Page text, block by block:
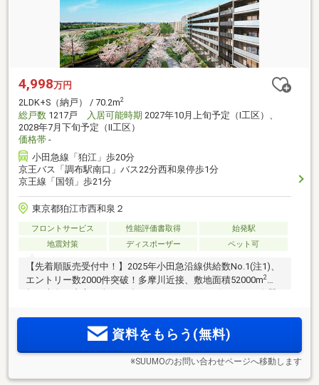
4,998万円
2LDK+S（納戸） / 70.2m2
総戸数 1217戸 入居可能時期 2027年10月上旬予定（I工区）、
2028年7月下旬予定（II工区）
価格帯 -
小田急線「狛江」歩20分
京王バス「調布駅南口」バス22分西和泉停歩1分
京王線「国領」歩21分
東京都狛江市西和泉２
フロントサービス 性能評価書取得
始発駅
地震対策
ディスポーザー ペット可
【先着順販売受付中！】2025年小田急沿線供給数No.1(注1)、
エントリー数2000件突破！多摩川近接、敷地面積52000m2
Oriented(認証取得済)、オンライン相談会も開催中
資料をもらう(無料)
※SUUMOのお問い合わせページへ移動します